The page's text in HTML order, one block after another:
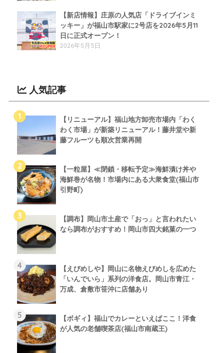
【新店情報】庄原の人気店「ドライブインミ
ッキー」が福山市駅家に2号店を2026年5月11
日に正式オープン！
2026年5月5日
人気記事
【リニューアル】福山地方卸売市場内「わく
わく市場」が新築リニューアル！藤井堂や新
藤フルーツも順次営業再開
【一粒屋】≪閉鎖・移転予定≫海鮮漬け丼や
海鮮巻が名物！市場内にある大衆食堂(福山市
引野町)
【調布】岡山市土産で「おっ」と言われたい
なら調布がおすすめ！岡山市四大銘菓の一つ
【えびめしや】岡山に名物えびめしを広めた
「いんでいら」系列の洋食店。岡山市青江・
万成、倉敷市笹沖に店舗あり
【ボギィ】福山でカレーといえばここ！洋食
が人気の老舗喫茶店(福山市南蔵王)